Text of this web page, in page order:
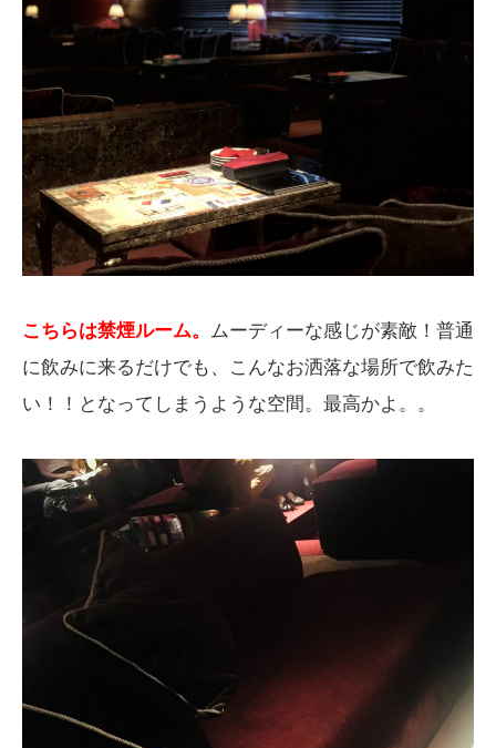
こちらは禁煙ルーム。
ムーディーな感じが素敵！普通
に飲みに来るだけでも、こんなお洒落な場所で飲みた
い！！となってしまうような空間。最高かよ。。